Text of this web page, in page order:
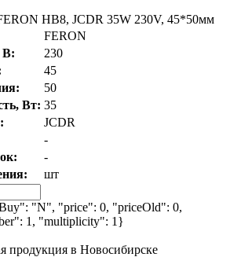
HB8, JCDR 35W 230V, 45*50мм
FERON
В:
230
45
50
Вт: 35
JCDR
-
-
шт
"N", "price": 0, "priceOld": 0,
1, "multiplicity": 1}
продукция в Новосибирске